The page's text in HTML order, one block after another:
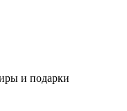
и подарки